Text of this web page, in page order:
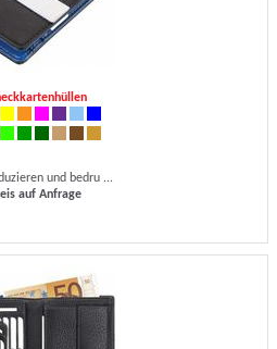
und bedru ...
auf Anfrage